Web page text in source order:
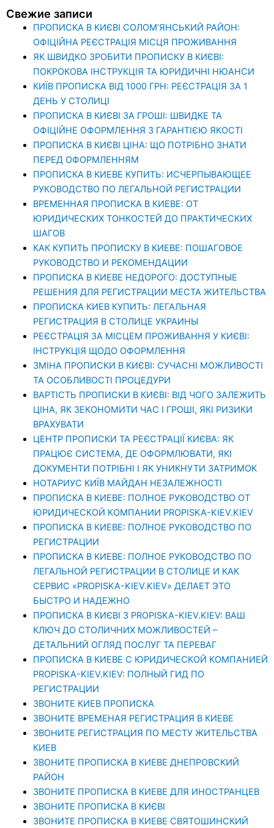
Свежие записи
ПРОПИСКА В КИЄВІ СОЛОМ’ЯНСЬКИЙ РАЙОН:
ОФІЦІЙНА РЕЄСТРАЦІЯ МІСЦЯ ПРОЖИВАННЯ
ЯК ШВИДКО ЗРОБИТИ ПРОПИСКУ В КИЄВІ:
ПОКРОКОВА ІНСТРУКЦІЯ ТА ЮРИДИЧНІ НЮАНСИ
КИЇВ ПРОПИСКА ВІД 1000 ГРН: РЕЄСТРАЦІЯ ЗА 1
ДЕНЬ У СТОЛИЦІ
ПРОПИСКА В КИЄВІ ЗА ГРОШІ: ШВИДКЕ ТА
ОФІЦІЙНЕ ОФОРМЛЕННЯ З ГАРАНТІЄЮ ЯКОСТІ
ПРОПИСКА В КИЄВІ ЦІНА: ЩО ПОТРІБНО ЗНАТИ
ПЕРЕД ОФОРМЛЕННЯМ
ПРОПИСКА В КИЕВЕ КУПИТЬ: ИСЧЕРПЫВАЮЩЕЕ
РУКОВОДСТВО ПО ЛЕГАЛЬНОЙ РЕГИСТРАЦИИ
ВРЕМЕННАЯ ПРОПИСКА В КИЕВЕ: ОТ
ЮРИДИЧЕСКИХ ТОНКОСТЕЙ ДО ПРАКТИЧЕСКИХ
ШАГОВ
КАК КУПИТЬ ПРОПИСКУ В КИЕВЕ: ПОШАГОВОЕ
РУКОВОДСТВО И РЕКОМЕНДАЦИИ
ПРОПИСКА В КИЕВЕ НЕДОРОГО: ДОСТУПНЫЕ
РЕШЕНИЯ ДЛЯ РЕГИСТРАЦИИ МЕСТА ЖИТЕЛЬСТВА
ПРОПИСКА КИЕВ КУПИТЬ: ЛЕГАЛЬНАЯ
РЕГИСТРАЦИЯ В СТОЛИЦЕ УКРАИНЫ
РЕЄСТРАЦІЯ ЗА МІСЦЕМ ПРОЖИВАННЯ У КИЄВІ:
ІНСТРУКЦІЯ ЩОДО ОФОРМЛЕННЯ
ЗМІНА ПРОПИСКИ В КИЄВІ: СУЧАСНІ МОЖЛИВОСТІ
ТА ОСОБЛИВОСТІ ПРОЦЕДУРИ
ВАРТІСТЬ ПРОПИСКИ В КИЄВІ: ВІД ЧОГО ЗАЛЕЖИТЬ
ЦІНА, ЯК ЗЕКОНОМИТИ ЧАС І ГРОШІ, ЯКІ РИЗИКИ
ВРАХУВАТИ
ЦЕНТР ПРОПИСКИ ТА РЕЄСТРАЦІЇ КИЄВА: ЯК
ПРАЦЮЄ СИСТЕМА, ДЕ ОФОРМЛЮВАТИ, ЯКІ
ДОКУМЕНТИ ПОТРІБНІ І ЯК УНИКНУТИ ЗАТРИМОК
НОТАРИУС КИЇВ МАЙДАН НЕЗАЛЕЖНОСТІ
ПРОПИСКА В КИЕВЕ: ПОЛНОЕ РУКОВОДСТВО ОТ
ЮРИДИЧЕСКОЙ КОМПАНИИ PROPISKA-KIEV.KIEV
ПРОПИСКА В КИЕВЕ: ПОЛНОЕ РУКОВОДСТВО ПО
РЕГИСТРАЦИИ
ПРОПИСКА В КИЕВЕ: ПОЛНОЕ РУКОВОДСТВО ПО
ЛЕГАЛЬНОЙ РЕГИСТРАЦИИ В СТОЛИЦЕ И КАК
СЕРВИС «PROPISKA-KIEV.KIEV» ДЕЛАЕТ ЭТО
БЫСТРО И НАДЕЖНО
ПРОПИСКА В КИЄВІ З PROPISKA-KIEV.KIEV: ВАШ
КЛЮЧ ДО СТОЛИЧНИХ МОЖЛИВОСТЕЙ –
ДЕТАЛЬНИЙ ОГЛЯД ПОСЛУГ ТА ПЕРЕВАГ
ПРОПИСКА В КИЕВЕ С ЮРИДИЧЕСКОЙ КОМПАНИЕЙ
PROPISKA-KIEV.KIEV: ПОЛНЫЙ ГИД ПО
РЕГИСТРАЦИИ
ЗВОНИТЕ КИЕВ ПРОПИСКА
ЗВОНИТЕ ВРЕМЕНАЯ РЕГИСТРАЦИЯ В КИЕВЕ
ЗВОНИТЕ РЕГИСТРАЦИЯ ПО МЕСТУ ЖИТЕЛЬСТВА
КИЕВ
ЗВОНИТЕ ПРОПИСКА В КИЕВЕ ДНЕПРОВСКИЙ
РАЙОН
ЗВОНИТЕ ПРОПИСКА В КИЕВЕ ДЛЯ ИНОСТРАНЦЕВ
ЗВОНИТЕ ПРОПИСКА В КИЄВІ
ЗВОНИТЕ ПРОПИСКА В КИЕВЕ СВЯТОШИНСКИЙ